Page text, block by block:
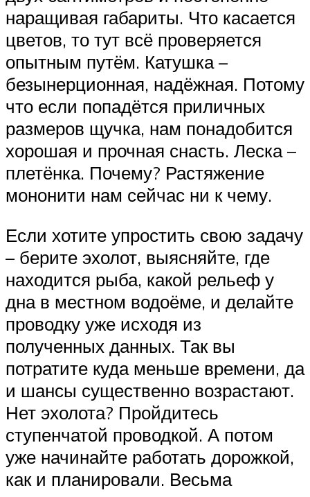
наращивая габариты. Что касается
цветов, то тут всё проверяется
опытным путём. Катушка –
безынерционная, надёжная. Потому
что если попадётся приличных
размеров щучка, нам понадобится
хорошая и прочная снасть. Леска –
плетёнка. Почему? Растяжение
мононити нам сейчас ни к чему.
Если хотите упростить свою задачу
– берите эхолот, выясняйте, где
находится рыба, какой рельеф у
дна в местном водоёме, и делайте
проводку уже исходя из
полученных данных. Так вы
потратите куда меньше времени, да
и шансы существенно возрастают.
Нет эхолота? Пройдитесь
ступенчатой проводкой. А потом
уже начинайте работать дорожкой,
как и планировали. Весьма